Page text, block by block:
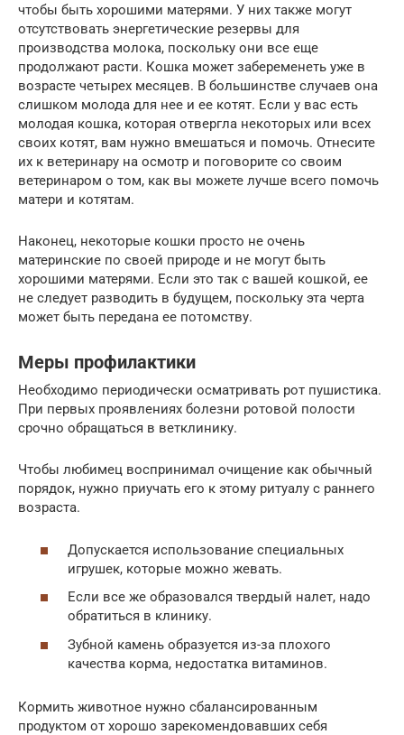
чтобы быть хорошими матерями. У них также могут
отсутствовать энергетические резервы для
производства молока, поскольку они все еще
продолжают расти. Кошка может забеременеть уже в
возрасте четырех месяцев. В большинстве случаев она
слишком молода для нее и ее котят. Если у вас есть
молодая кошка, которая отвергла некоторых или всех
своих котят, вам нужно вмешаться и помочь. Отнесите
их к ветеринару на осмотр и поговорите со своим
ветеринаром о том, как вы можете лучше всего помочь
матери и котятам.
Наконец, некоторые кошки просто не очень
материнские по своей природе и не могут быть
хорошими матерями. Если это так с вашей кошкой, ее
не следует разводить в будущем, поскольку эта черта
может быть передана ее потомству.
Меры профилактики
Необходимо периодически осматривать рот пушистика.
При первых проявлениях болезни ротовой полости
срочно обращаться в ветклинику.
Чтобы любимец воспринимал очищение как обычный
порядок, нужно приучать его к этому ритуалу с раннего
возраста.
Допускается использование специальных
игрушек, которые можно жевать.
Если все же образовался твердый налет, надо
обратиться в клинику.
Зубной камень образуется из-за плохого
качества корма, недостатка витаминов.
Кормить животное нужно сбалансированным
продуктом от хорошо зарекомендовавших себя